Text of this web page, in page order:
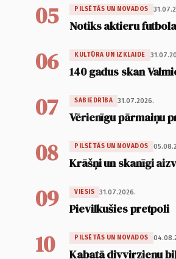
05 PILSĒTĀS UN NOVADOS
Notiks aktieru
06 KULTŪRA UN IZKLAIDE
140 gadus skan
07 SABIEDRĪBA 31.07.2026.
Vērienīgu pārmaiņu
08 PILSĒTĀS UN NOVADOS
Krāšņi un skanīgi
09 VIESIS 31.07.2026.
Pievilkušies pretpoli
10 PILSĒTĀS UN NOVADOS
Kabatā divvirzienu